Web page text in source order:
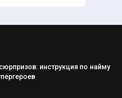
инструкция по найму